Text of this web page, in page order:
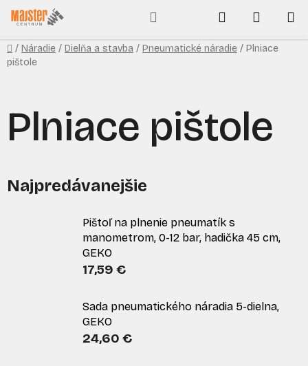
Prejsť
na
obsah
Hľadať
KOŠÍK
Domov
/ Náradie / Dielňa a stavba / Pneumatické náradie / Plniace
pištole
Plniace pištole
Najpredávanejšie
Pištoľ na plnenie pneumatík s
manometrom, 0-12 bar, hadička 45 cm,
GEKO
17,59 €
Sada pneumatického náradia 5-dielna,
GEKO
24,60 €